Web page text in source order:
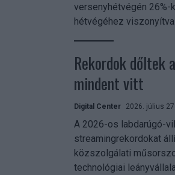
versenyhétvégén
hétvégéhez
Rekordok dőltek
mindent vitt
Digital Center 2026. július 27.
A 2026-os labdarúgó-
streamingrekordokat
közszolgálati
technológiai